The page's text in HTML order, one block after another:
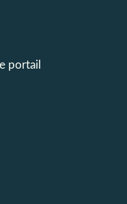
portail